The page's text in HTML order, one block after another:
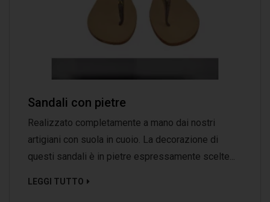
Sandali con pietre
Realizzato completamente a mano dai nostri
artigiani con suola in cuoio. La decorazione di
questi sandali è in pietre espressamente scelte...
LEGGI TUTTO